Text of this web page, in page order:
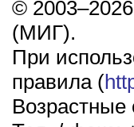
©
(МИГ).
При
правила (
Возрастные